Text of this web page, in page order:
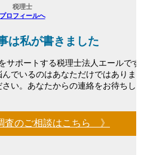
税理士
プロフィールへ
は私が書きました
サポートする税理士法人エールで
でいるのはあなただけではありま
い。あなたからの連絡をお待ちし
査のご相談はこちら 》